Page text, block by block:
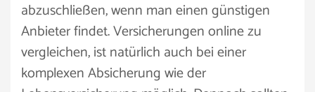
abzuschließen, wenn man einen günstigen
Anbieter findet. Versicherungen online zu
vergleichen, ist natürlich auch bei einer
komplexen Absicherung wie der